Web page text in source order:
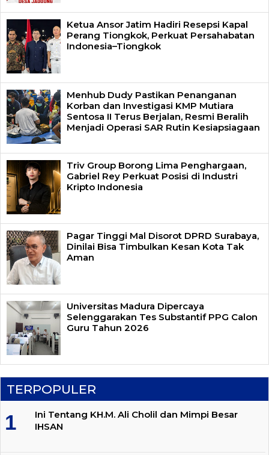
Ketua Ansor Jatim Hadiri Resepsi Kapal
Perang Tiongkok, Perkuat Persahabatan
Indonesia–Tiongkok
Menhub Dudy Pastikan Penanganan
Korban dan Investigasi KMP Mutiara
Sentosa II Terus Berjalan, Resmi Beralih
Menjadi Operasi SAR Rutin Kesiapsiagaan
Triv Group Borong Lima Penghargaan,
Gabriel Rey Perkuat Posisi di Industri
Kripto Indonesia
Pagar Tinggi Mal Disorot DPRD Surabaya,
Dinilai Bisa Timbulkan Kesan Kota Tak
Aman
Universitas Madura Dipercaya
Selenggarakan Tes Substantif PPG Calon
Guru Tahun 2026
TERPOPULER
Ini Tentang KH.M. Ali Cholil dan Mimpi Besar
IHSAN